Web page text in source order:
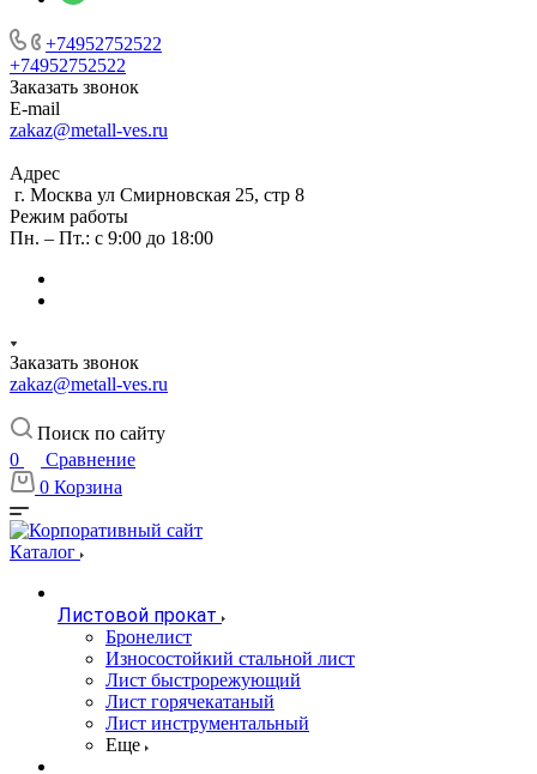
+74952752522
+74952752522
Заказать звонок
E-mail
zakaz@metall-ves.ru
Адрес
г. Москва ул Смирновская 25, стр 8
Режим работы
Пн. – Пт.: с 9:00 до 18:00
Заказать звонок
zakaz@metall-ves.ru
Поиск по сайту
0
Сравнение
0 Корзина
Каталог
Листовой прокат
Бронелист
Износостойкий стальной лист
Лист быстрорежующий
Лист горячекатаный
Лист инструментальный
Еще